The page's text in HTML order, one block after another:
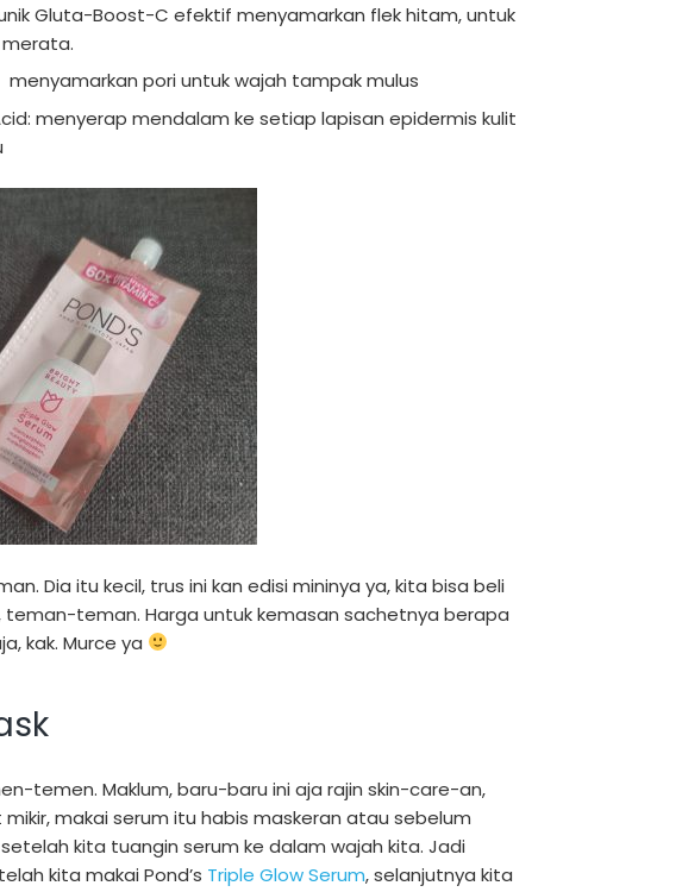
Gluta-Boost-C efektif menyamarkan flek hitam, untuk
pori untuk wajah tampak mulus
menyerap mendalam ke setiap lapisan epidermis kulit
Dia itu kecil, trus ini kan edisi mininya ya, kita bisa beli
teman. Harga untuk kemasan sachetnya berapa
kak. Murce ya
temen. Maklum, baru-baru ini aja rajin skin-care-an,
makai serum itu habis maskeran atau sebelum
kita tuangin serum ke dalam wajah kita. Jadi
kita makai Pond’s Triple Glow Serum, selanjutnya kita